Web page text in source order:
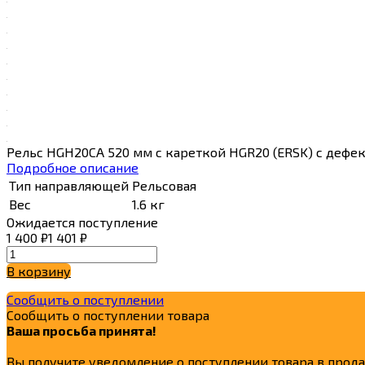
Рельс HGH20CA 520 мм с кареткой HGR20 (ERSK) с
Подробное описание
Тип направляющей Рельсовая
Вес
1.6 кг
Ожидается поступление
1 400 ₽1 401 ₽
В корзину
Сообщить о поступлении
Сообщить о поступлении товара
Ваша просьба принята!
Вы получите уведомление о поступлении товара в